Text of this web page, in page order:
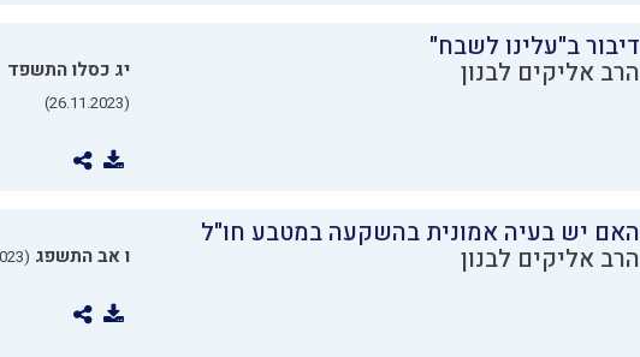
דיבור ב"עלינו לשבח"
הרב אליקים לבנון יג כסלו התשפד
(26.11.2023)
האם יש בעיה אמונית בהשקעה במטבע חו"ל
הרב אליקים לבנון ו אב התשפג (24.07.2023)